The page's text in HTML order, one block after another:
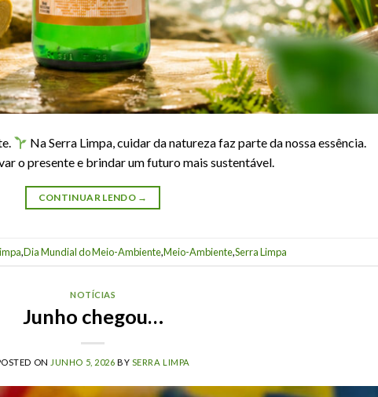
Na Serra Limpa, cuidar da natureza faz parte da nossa essência.
o presente e brindar um futuro mais sustentável.
CONTINUAR LENDO →
,Dia Mundial do Meio-Ambiente,Meio-Ambiente,Serra Limpa
NOTÍCIAS
Junho chegou…
ON JUNHO 5, 2026 BY SERRA LIMPA